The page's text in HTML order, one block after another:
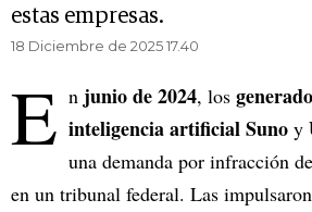
estas empresas.
18 Diciembre de 2025 17.40
E n junio de 2024, los
inteligencia artificial Suno y
una demanda por infracción
en un tribunal federal. Las